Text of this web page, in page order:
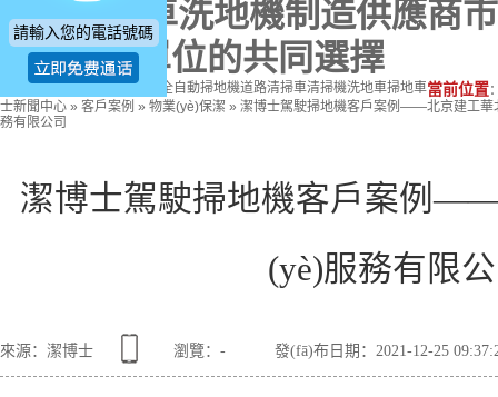
電動掃地車洗地機制造供應商
企業(yè)單位的共同選擇
熱門關鍵詞：駕駛式掃地機 全自動掃地機道路清掃車清掃機洗地車掃地車當前位置
士新聞中心 » 客戶案例 » 物業(yè)保潔 » 潔博士駕駛掃地機客戶案例——北京建工華
務有限公司
潔博士駕駛掃地機客戶案例
(yè)服務有限
來源：潔博士 瀏覽： - 發(fā)布日期：2021-12-25